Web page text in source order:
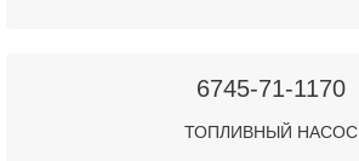
6745-71-1170
ТОПЛИВНЫЙ НАСОС